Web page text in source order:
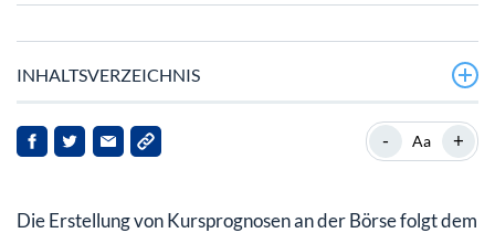
INHALTSVERZEICHNIS
Wie wird das Börsenwetter im März?
Der DAX landet ausnahmsweise weit vorne
- Aa +
Die Erstellung von Kursprognosen an der Börse folgt dem